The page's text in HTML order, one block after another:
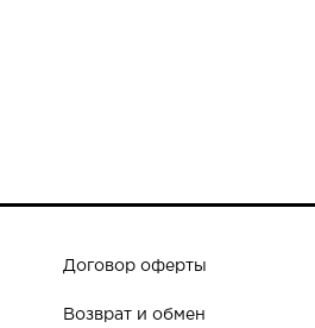
Договор оферты
Возврат и обмен